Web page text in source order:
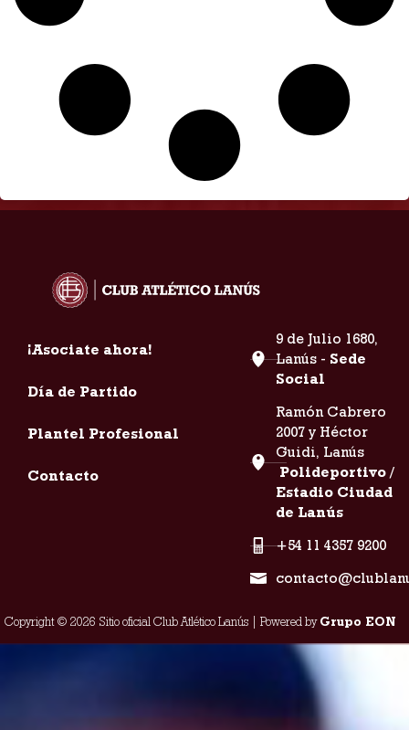
¡Asociate ahora!
Día de Partido
Plantel Profesional
Contacto
9 de Julio 1680,
Lanús - Sede
Social
Ramón Cabrero
2007 y Héctor
Guidi, Lanús
Polideportivo /
Estadio Ciudad
de Lanús
+54 11 4357 9200
Copyright © 2026 Sitio oficial Club Atlético Lanús | Powered byGrupo EON